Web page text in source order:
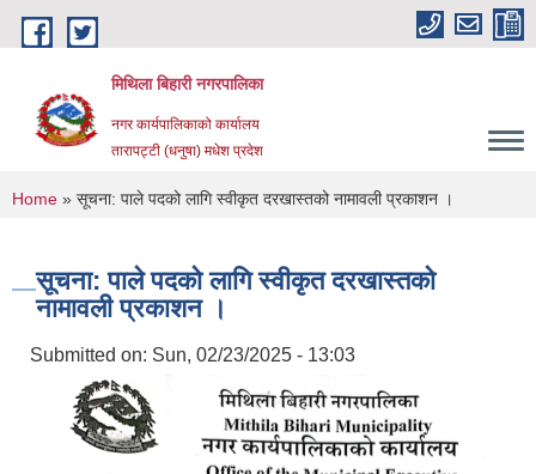
Skip to main content
मिथिला बिहारी नगरपालिका
नगर कार्यपालिकाको कार्यालय
तारापट्टी (धनुषा) मधेश प्रदेश
You are here
Home » सूचना: पाले पदको लागि स्वीकृत दरखास्तको नामावली प्रकाशन ।
सूचना: पाले पदको लागि स्वीकृत दरखास्तको
नामावली प्रकाशन ।
Submitted on: Sun, 02/23/2025 - 13:03